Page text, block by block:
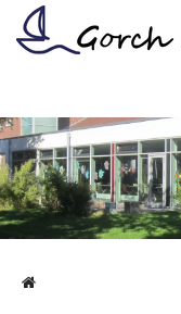
Zum Hauptinhalt